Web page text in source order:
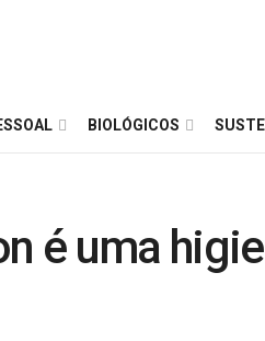
BIOLÓGICOS
é uma